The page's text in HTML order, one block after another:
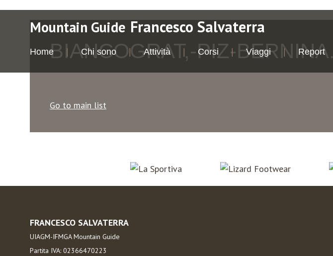
Mountain Guide Francesco Salvaterra
Home Chi sono Attività Corsi Viaggi Report
BIANCOGRAT,-PIZ-BERNINA.
Go to main list
FRANCESCO SALVATERRA
UIAGM-IFMGA Mountain Guide
Partita IVA: 02366470223